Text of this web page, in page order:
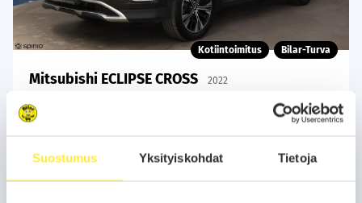
Suostumus Yksityiskohdat Tietoja
Kotiintoimitus Bilar-Turva
Mitsubishi ECLIPSE CROSS 2022
81 tkm